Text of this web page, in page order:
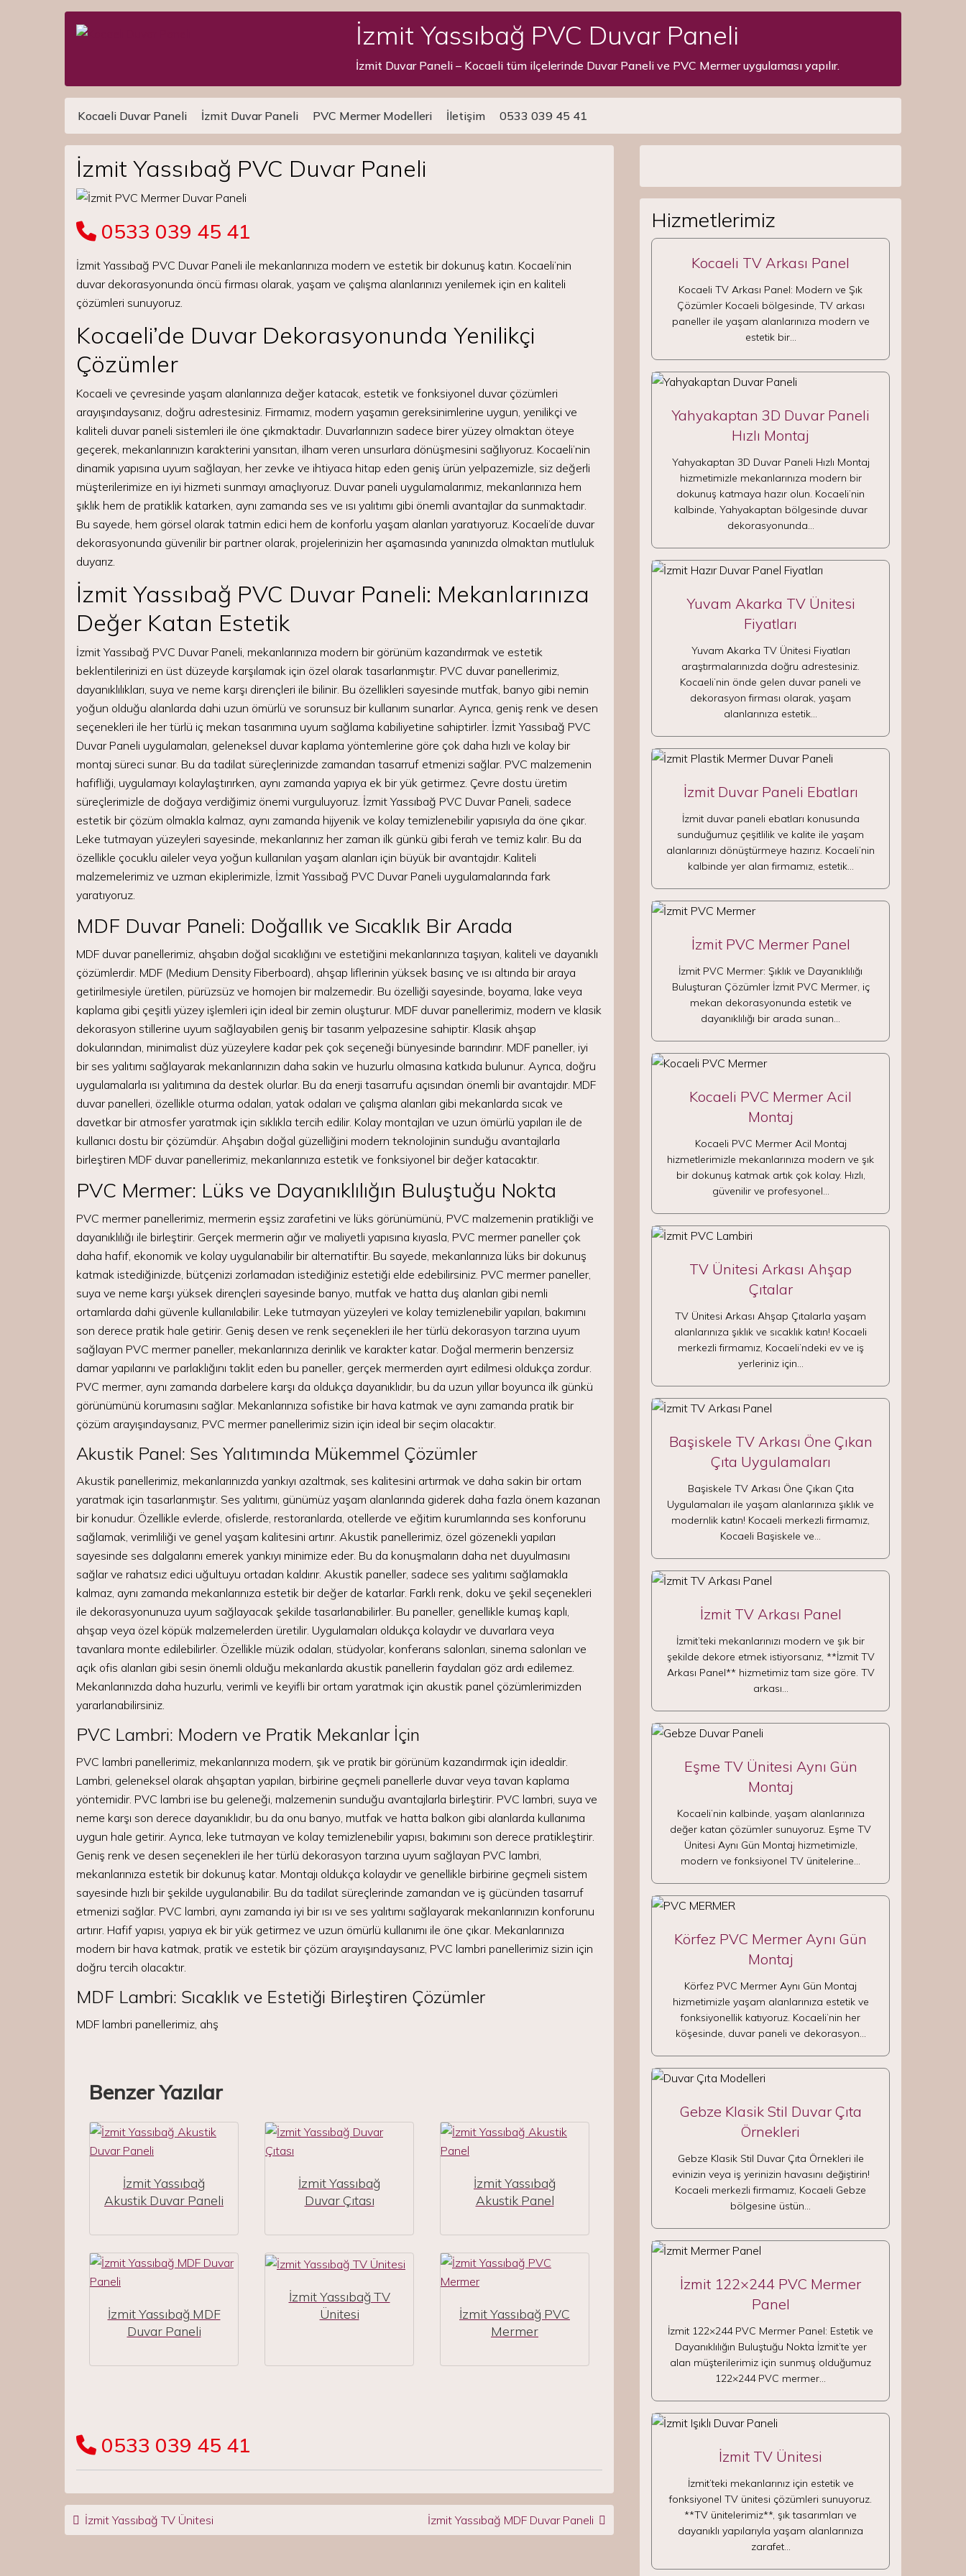
İzmit Yassıbağ PVC Duvar Paneli
İzmit Duvar Paneli – Kocaeli tüm ilçelerinde Duvar Paneli ve PVC Mermer uygulaması yapılır.
Main Navigation
Kocaeli Duvar Paneli İzmit Duvar Paneli PVC Mermer Modelleri İletişim 0533 039 45 41
İzmit Yassıbağ PVC Duvar Paneli
0533 039 45 41
İzmit Yassıbağ PVC Duvar Paneli ile mekanlarınıza modern ve estetik bir dokunuş katın. Kocaeli’nin
duvar dekorasyonunda öncü firması olarak, yaşam ve çalışma alanlarınızı yenilemek için en kaliteli
çözümleri sunuyoruz.
Kocaeli’de Duvar Dekorasyonunda Yenilikçi
Çözümler
Kocaeli ve çevresinde yaşam alanlarınıza değer katacak, estetik ve fonksiyonel duvar çözümleri
arayışındaysanız, doğru adrestesiniz. Firmamız, modern yaşamın gereksinimlerine uygun, yenilikçi ve
kaliteli duvar paneli sistemleri ile öne çıkmaktadır. Duvarlarınızın sadece birer yüzey olmaktan öteye
geçerek, mekanlarınızın karakterini yansıtan, ilham veren unsurlara dönüşmesini sağlıyoruz. Kocaeli’nin
dinamik yapısına uyum sağlayan, her zevke ve ihtiyaca hitap eden geniş ürün yelpazemizle, siz değerli
müşterilerimize en iyi hizmeti sunmayı amaçlıyoruz. Duvar paneli uygulamalarımız, mekanlarınıza hem
şıklık hem de pratiklik katarken, aynı zamanda ses ve ısı yalıtımı gibi önemli avantajlar da sunmaktadır.
Bu sayede, hem görsel olarak tatmin edici hem de konforlu yaşam alanları yaratıyoruz. Kocaeli’de duvar
dekorasyonunda güvenilir bir partner olarak, projelerinizin her aşamasında yanınızda olmaktan mutluluk
duyarız.
İzmit Yassıbağ PVC Duvar Paneli: Mekanlarınıza
Değer Katan Estetik
İzmit Yassıbağ PVC Duvar Paneli, mekanlarınıza modern bir görünüm kazandırmak ve estetik
beklentilerinizi en üst düzeyde karşılamak için özel olarak tasarlanmıştır. PVC duvar panellerimiz,
dayanıklılıkları, suya ve neme karşı dirençleri ile bilinir. Bu özellikleri sayesinde mutfak, banyo gibi nemin
yoğun olduğu alanlarda dahi uzun ömürlü ve sorunsuz bir kullanım sunarlar. Ayrıca, geniş renk ve desen
seçenekleri ile her türlü iç mekan tasarımına uyum sağlama kabiliyetine sahiptirler. İzmit Yassıbağ PVC
Duvar Paneli uygulamaları, geleneksel duvar kaplama yöntemlerine göre çok daha hızlı ve kolay bir
montaj süreci sunar. Bu da tadilat süreçlerinizde zamandan tasarruf etmenizi sağlar. PVC malzemenin
hafifliği, uygulamayı kolaylaştırırken, aynı zamanda yapıya ek bir yük getirmez. Çevre dostu üretim
süreçlerimizle de doğaya verdiğimiz önemi vurguluyoruz. İzmit Yassıbağ PVC Duvar Paneli, sadece
estetik bir çözüm olmakla kalmaz, aynı zamanda hijyenik ve kolay temizlenebilir yapısıyla da öne çıkar.
Leke tutmayan yüzeyleri sayesinde, mekanlarınız her zaman ilk günkü gibi ferah ve temiz kalır. Bu da
özellikle çocuklu aileler veya yoğun kullanılan yaşam alanları için büyük bir avantajdır. Kaliteli
malzemelerimiz ve uzman ekiplerimizle, İzmit Yassıbağ PVC Duvar Paneli uygulamalarında fark
yaratıyoruz.
MDF Duvar Paneli: Doğallık ve Sıcaklık Bir Arada
MDF duvar panellerimiz, ahşabın doğal sıcaklığını ve estetiğini mekanlarınıza taşıyan, kaliteli ve dayanıklı
çözümlerdir. MDF (Medium Density Fiberboard), ahşap liflerinin yüksek basınç ve ısı altında bir araya
getirilmesiyle üretilen, pürüzsüz ve homojen bir malzemedir. Bu özelliği sayesinde, boyama, lake veya
kaplama gibi çeşitli yüzey işlemleri için ideal bir zemin oluşturur. MDF duvar panellerimiz, modern ve klasik
dekorasyon stillerine uyum sağlayabilen geniş bir tasarım yelpazesine sahiptir. Klasik ahşap
dokularından, minimalist düz yüzeylere kadar pek çok seçeneği bünyesinde barındırır. MDF paneller, iyi
bir ses yalıtımı sağlayarak mekanlarınızın daha sakin ve huzurlu olmasına katkıda bulunur. Ayrıca, doğru
uygulamalarla ısı yalıtımına da destek olurlar. Bu da enerji tasarrufu açısından önemli bir avantajdır. MDF
duvar panelleri, özellikle oturma odaları, yatak odaları ve çalışma alanları gibi mekanlarda sıcak ve
davetkar bir atmosfer yaratmak için sıklıkla tercih edilir. Kolay montajları ve uzun ömürlü yapıları ile de
kullanıcı dostu bir çözümdür. Ahşabın doğal güzelliğini modern teknolojinin sunduğu avantajlarla
birleştiren MDF duvar panellerimiz, mekanlarınıza estetik ve fonksiyonel bir değer katacaktır.
PVC Mermer: Lüks ve Dayanıklılığın Buluştuğu Nokta
PVC mermer panellerimiz, mermerin eşsiz zarafetini ve lüks görünümünü, PVC malzemenin pratikliği ve
dayanıklılığı ile birleştirir. Gerçek mermerin ağır ve maliyetli yapısına kıyasla, PVC mermer paneller çok
daha hafif, ekonomik ve kolay uygulanabilir bir alternatiftir. Bu sayede, mekanlarınıza lüks bir dokunuş
katmak istediğinizde, bütçenizi zorlamadan istediğiniz estetiği elde edebilirsiniz. PVC mermer paneller,
suya ve neme karşı yüksek dirençleri sayesinde banyo, mutfak ve hatta duş alanları gibi nemli
ortamlarda dahi güvenle kullanılabilir. Leke tutmayan yüzeyleri ve kolay temizlenebilir yapıları, bakımını
son derece pratik hale getirir. Geniş desen ve renk seçenekleri ile her türlü dekorasyon tarzına uyum
sağlayan PVC mermer paneller, mekanlarınıza derinlik ve karakter katar. Doğal mermerin benzersiz
damar yapılarını ve parlaklığını taklit eden bu paneller, gerçek mermerden ayırt edilmesi oldukça zordur.
PVC mermer, aynı zamanda darbelere karşı da oldukça dayanıklıdır, bu da uzun yıllar boyunca ilk günkü
görünümünü korumasını sağlar. Mekanlarınıza sofistike bir hava katmak ve aynı zamanda pratik bir
çözüm arayışındaysanız, PVC mermer panellerimiz sizin için ideal bir seçim olacaktır.
Akustik Panel: Ses Yalıtımında Mükemmel Çözümler
Akustik panellerimiz, mekanlarınızda yankıyı azaltmak, ses kalitesini artırmak ve daha sakin bir ortam
yaratmak için tasarlanmıştır. Ses yalıtımı, günümüz yaşam alanlarında giderek daha fazla önem kazanan
bir konudur. Özellikle evlerde, ofislerde, restoranlarda, otellerde ve eğitim kurumlarında ses konforunu
sağlamak, verimliliği ve genel yaşam kalitesini artırır. Akustik panellerimiz, özel gözenekli yapıları
sayesinde ses dalgalarını emerek yankıyı minimize eder. Bu da konuşmaların daha net duyulmasını
sağlar ve rahatsız edici uğultuyu ortadan kaldırır. Akustik paneller, sadece ses yalıtımı sağlamakla
kalmaz, aynı zamanda mekanlarınıza estetik bir değer de katarlar. Farklı renk, doku ve şekil seçenekleri
ile dekorasyonunuza uyum sağlayacak şekilde tasarlanabilirler. Bu paneller, genellikle kumaş kaplı,
ahşap veya özel köpük malzemelerden üretilir. Uygulamaları oldukça kolaydır ve duvarlara veya
tavanlara monte edilebilirler. Özellikle müzik odaları, stüdyolar, konferans salonları, sinema salonları ve
açık ofis alanları gibi sesin önemli olduğu mekanlarda akustik panellerin faydaları göz ardı edilemez.
Mekanlarınızda daha huzurlu, verimli ve keyifli bir ortam yaratmak için akustik panel çözümlerimizden
yararlanabilirsiniz.
PVC Lambri: Modern ve Pratik Mekanlar İçin
PVC lambri panellerimiz, mekanlarınıza modern, şık ve pratik bir görünüm kazandırmak için idealdir.
Lambri, geleneksel olarak ahşaptan yapılan, birbirine geçmeli panellerle duvar veya tavan kaplama
yöntemidir. PVC lambri ise bu geleneği, malzemenin sunduğu avantajlarla birleştirir. PVC lambri, suya ve
neme karşı son derece dayanıklıdır, bu da onu banyo, mutfak ve hatta balkon gibi alanlarda kullanıma
uygun hale getirir. Ayrıca, leke tutmayan ve kolay temizlenebilir yapısı, bakımını son derece pratikleştirir.
Geniş renk ve desen seçenekleri ile her türlü dekorasyon tarzına uyum sağlayan PVC lambri,
mekanlarınıza estetik bir dokunuş katar. Montajı oldukça kolaydır ve genellikle birbirine geçmeli sistem
sayesinde hızlı bir şekilde uygulanabilir. Bu da tadilat süreçlerinde zamandan ve iş gücünden tasarruf
etmenizi sağlar. PVC lambri, aynı zamanda iyi bir ısı ve ses yalıtımı sağlayarak mekanlarınızın konforunu
artırır. Hafif yapısı, yapıya ek bir yük getirmez ve uzun ömürlü kullanımı ile öne çıkar. Mekanlarınıza
modern bir hava katmak, pratik ve estetik bir çözüm arayışındaysanız, PVC lambri panellerimiz sizin için
doğru tercih olacaktır.
MDF Lambri: Sıcaklık ve Estetiği Birleştiren Çözümler
MDF lambri panellerimiz, ahş
Benzer Yazılar
İzmit Yassıbağ
Akustik Duvar Paneli
İzmit Yassıbağ
Duvar Çıtası
İzmit Yassıbağ
Akustik Panel
İzmit Yassıbağ MDF
Duvar Paneli
İzmit Yassıbağ TV
Ünitesi
İzmit Yassıbağ PVC
Mermer
0533 039 45 41
Post navigation
İzmit Yassıbağ TV Ünitesi İzmit Yassıbağ MDF Duvar Paneli
Hizmetlerimiz
Kocaeli TV Arkası Panel
Kocaeli TV Arkası Panel: Modern ve Şık
Çözümler Kocaeli bölgesinde, TV arkası
paneller ile yaşam alanlarınıza modern ve
estetik bir…
Yahyakaptan 3D Duvar Paneli
Hızlı Montaj
Yahyakaptan 3D Duvar Paneli Hızlı Montaj
hizmetimizle mekanlarınıza modern bir
dokunuş katmaya hazır olun. Kocaeli’nin
kalbinde, Yahyakaptan bölgesinde duvar
dekorasyonunda…
Yuvam Akarka TV Ünitesi
Fiyatları
Yuvam Akarka TV Ünitesi Fiyatları
araştırmalarınızda doğru adrestesiniz.
Kocaeli’nin önde gelen duvar paneli ve
dekorasyon firması olarak, yaşam
alanlarınıza estetik…
İzmit Duvar Paneli Ebatları
İzmit duvar paneli ebatları konusunda
sunduğumuz çeşitlilik ve kalite ile yaşam
alanlarınızı dönüştürmeye hazırız. Kocaeli’nin
kalbinde yer alan firmamız, estetik…
İzmit PVC Mermer Panel
İzmit PVC Mermer: Şıklık ve Dayanıklılığı
Buluşturan Çözümler İzmit PVC Mermer, iç
mekan dekorasyonunda estetik ve
dayanıklılığı bir arada sunan…
Kocaeli PVC Mermer Acil
Montaj
Kocaeli PVC Mermer Acil Montaj
hizmetlerimizle mekanlarınıza modern ve şık
bir dokunuş katmak artık çok kolay. Hızlı,
güvenilir ve profesyonel…
TV Ünitesi Arkası Ahşap
Çıtalar
TV Ünitesi Arkası Ahşap Çıtalarla yaşam
alanlarınıza şıklık ve sıcaklık katın! Kocaeli
merkezli firmamız, Kocaeli’ndeki ev ve iş
yerleriniz için…
Başiskele TV Arkası Öne Çıkan
Çıta Uygulamaları
Başiskele TV Arkası Öne Çıkan Çıta
Uygulamaları ile yaşam alanlarınıza şıklık ve
modernlik katın! Kocaeli merkezli firmamız,
Kocaeli Başiskele ve…
İzmit TV Arkası Panel
İzmit’teki mekanlarınızı modern ve şık bir
şekilde dekore etmek istiyorsanız, **İzmit TV
Arkası Panel** hizmetimiz tam size göre. TV
arkası…
Eşme TV Ünitesi Aynı Gün
Montaj
Kocaeli’nin kalbinde, yaşam alanlarınıza
değer katan çözümler sunuyoruz. Eşme TV
Ünitesi Aynı Gün Montaj hizmetimizle,
modern ve fonksiyonel TV ünitelerine…
Körfez PVC Mermer Aynı Gün
Montaj
Körfez PVC Mermer Aynı Gün Montaj
hizmetimizle yaşam alanlarınıza estetik ve
fonksiyonellik katıyoruz. Kocaeli’nin her
köşesinde, duvar paneli ve dekorasyon…
Gebze Klasik Stil Duvar Çıta
Örnekleri
Gebze Klasik Stil Duvar Çıta Örnekleri ile
evinizin veya iş yerinizin havasını değiştirin!
Kocaeli merkezli firmamız, Kocaeli Gebze
bölgesine üstün…
İzmit 122×244 PVC Mermer
Panel
İzmit 122×244 PVC Mermer Panel: Estetik ve
Dayanıklılığın Buluştuğu Nokta İzmit’te yer
alan müşterilerimiz için sunmuş olduğumuz
122×244 PVC mermer…
İzmit TV Ünitesi
İzmit’teki mekanlarınız için estetik ve
fonksiyonel TV ünitesi çözümleri sunuyoruz.
**TV ünitelerimiz**, şık tasarımları ve
dayanıklı yapılarıyla yaşam alanlarınıza
zarafet…